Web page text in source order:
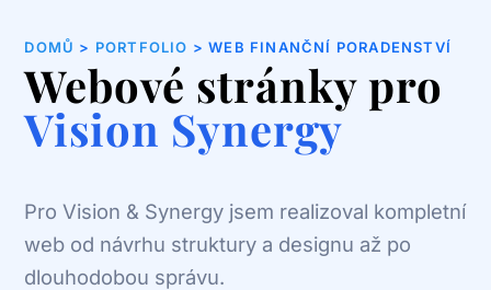
DOMŮ > PORTFOLIO > WEB FINANČNÍ PORADENSTVÍ
Webové stránky pro
Vision Synergy
Pro Vision & Synergy jsem realizoval kompletní
web od návrhu struktury a designu až po
dlouhodobou správu.